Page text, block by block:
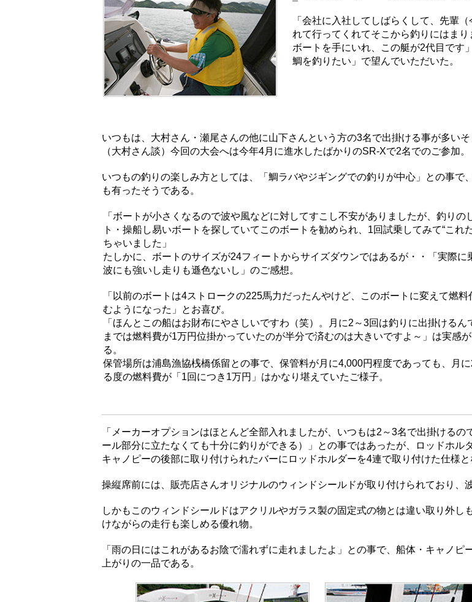
「会社に入社してしばらくして、先輩
れて行ってくれてそこから釣りにはま
ボートを手にいれ、この艇が2代目です
鯛を釣りたい」で望んでいただいた。
いつもは、大村さん・瀬尾さんの他に山下さんという方の3名で出掛ける事が多い
（大村さん談）今回の大会へは今年4月に進水したばかりのSR-Xで2名でのご参加。
いつもの釣りの楽しみ方としては、「鯛ラバやジギングでの釣りが中心」との事
も有ったそうである。
「ボートが小さくなるので波や風などに対してすこし不安がありましたが、釣りの
ト・操船し易いボートを探していてこのボートを勧められ、1回試乗してみて“これ
ちゃいました」
たしかに、ボートのサイズが24フィートからサイズダウンではあるが・・「実際に
波にも強いし走りも遜色ないし」のご感想。
「以前のボートは4ストロークの225馬力だったんやけど、このボートに変えて燃料
むようになった」とお喜び。
「ほんとこの船はお財布にやさしいですわ（笑）。月に2～3回は釣りに出掛けるん
までは燃料費が1万円位掛かっていたのが半分で済むのは大きいですよ～」は実感
る。
保管場所は浦島漁協桟橋係留との事で、保管料が月に4,000円程度であっても、月
る度の燃料費が「1回につき1万円」はかなり堪えていたご様子。
「メーカーオプションはほとんど全部入れましたが、いつもは2～3名で出掛ける
ール部分に立たなくても十分に釣りができる）」との事ではあったが、ロッドホル
キャノピーの後部に取り付けられたバーにロッドホルダーを4連で取り付けた仕様
操縦席前には、販売店さんオリジナルのウィンドシールドが取り付けられており、
しかもこのウィンドシールドはアクリルやガラス製の固定式の物とは違い取り外
けながらの走行も楽しめる優れ物。
「雨の日にはこれがあるお陰で濡れずに走れましたよ」との事で、船体・キャノ
上がりの一品である。